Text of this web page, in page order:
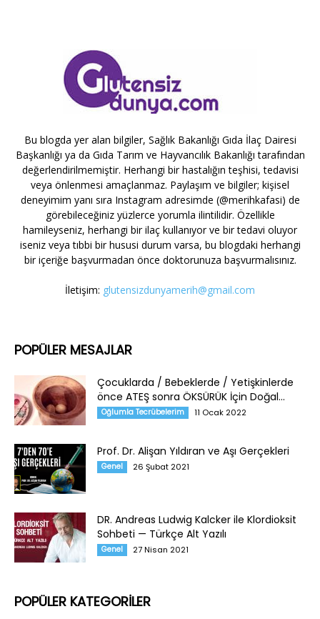
Bu blogda yer alan bilgiler, Sağlık Bakanlığı Gıda İlaç Dairesi
Başkanlığı ya da Gıda Tarım ve Hayvancılık Bakanlığı tarafından
değerlendirilmemiştir. Herhangi bir hastalığın teşhisi, tedavisi
veya önlenmesi amaçlanmaz. Paylaşım ve bilgiler; kişisel
deneyimim yanı sıra Instagram adresimde (@merihkafasi) de
görebileceğiniz yüzlerce yorumla ilintilidir. Özellikle
hamileyseniz, herhangi bir ilaç kullanıyor ve bir tedavi oluyor
iseniz veya tıbbi bir hususi durum varsa, bu blogdaki herhangi
bir içeriğe başvurmadan önce doktorunuza başvurmalısınız.
İletişim: glutensizdunyamerih@gmail.com
POPÜLER MESAJLAR
Çocuklarda / Bebeklerde / Yetişkinlerde
önce ATEŞ sonra ÖKSÜRÜK İçin Doğal...
Oğlumla Tecrübelerim 11 Ocak 2022
Prof. Dr. Alişan Yıldıran ve Aşı Gerçekleri
Genel 26 Şubat 2021
DR. Andreas Ludwig Kalcker ile Klordioksit
Sohbeti — Türkçe Alt Yazılı
Genel 27 Nisan 2021
POPÜLER KATEGORİLER